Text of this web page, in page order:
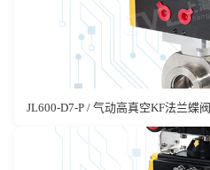
JL600-D7-P / 气动高真空KF法兰蝶阀